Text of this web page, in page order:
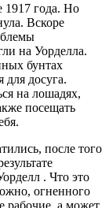
1917 года. Но
Вскоре
на Уорделла.
бунтах
для досуга.
на лошадях,
посещать
после того
. Что это
огненного
рабочие, а может,